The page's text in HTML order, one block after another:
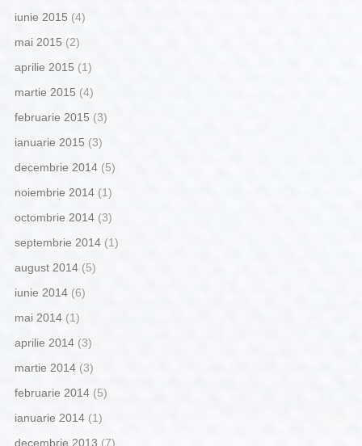
iunie 2015 (4)
mai 2015 (2)
aprilie 2015 (1)
martie 2015 (4)
februarie 2015 (3)
ianuarie 2015 (3)
decembrie 2014(5)
noiembrie 2014(1)
octombrie 2014(3)
septembrie 2014(1)
august 2014(5)
iunie 2014(6)
mai 2014(1)
aprilie 2014(3)
martie 2014(3)
februarie 2014(5)
ianuarie 2014(1)
decembrie 2013 (7)